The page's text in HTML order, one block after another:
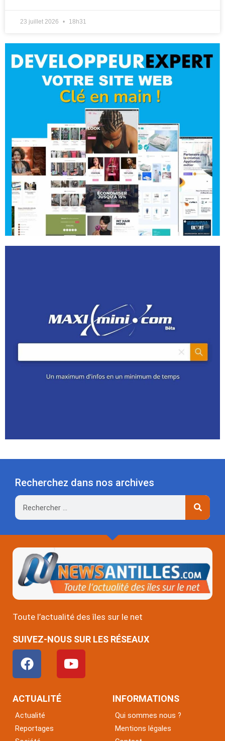
23 juillet 2026 18h31
Recherchez dans nos archives
Rechercher
Toute l’actualité des îles sur le net
SUIVEZ-NOUS SUR LES RÉSEAUX
F
a
c
e
o
o
Y
o
u
ACTUALITÉ
Actualité
Reportages
INFORMATIONS
Qui sommes nous ?
Mentions légales